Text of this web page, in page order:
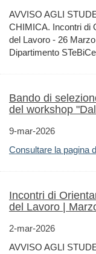
AVVISO AGLI
CHIMICA. Incontri di
del Lavoro - 26 Marzo
Dipartimento
Bando di
del workshop
9-mar-2026
Consultare la pagina
Incontri di
del Lavoro |
2-mar-2026
AVVISO AGLI